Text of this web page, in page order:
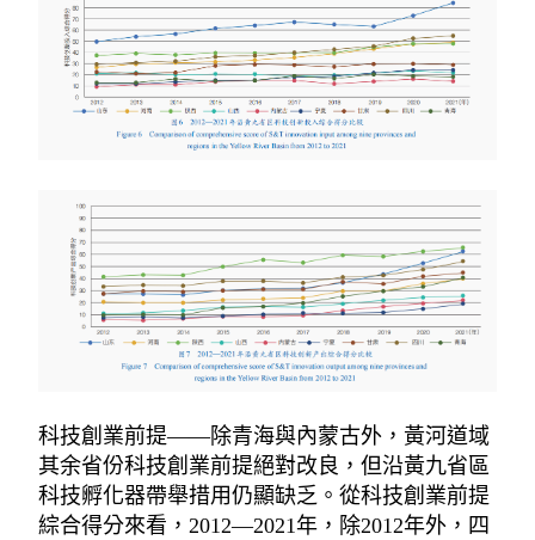
科技創業前提——除青海與內蒙古外，黃河道域
其余省份科技創業前提絕對改良，但沿黃九省區
科技孵化器帶舉措用仍顯缺乏。從科技創業前提
綜合得分來看，2012—2021年，除2012年外，四